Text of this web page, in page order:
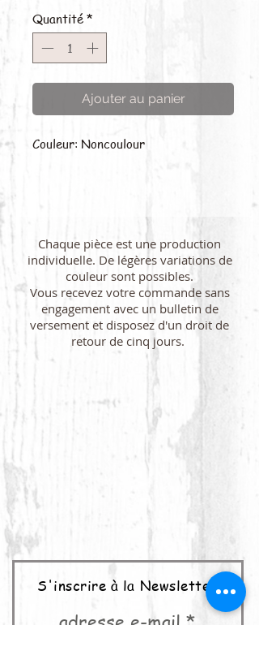
Quantité *
Ajouter au panier
Couleur: Noncoulour
Chaque pièce est une production
individuelle. De légères variations de
couleur sont possibles.
Vous recevez votre commande sans
engagement avec un bulletin de
versement et disposez d'un droit de
retour de cinq jours.
S'inscrire à la Newsletter
adresse e-mail